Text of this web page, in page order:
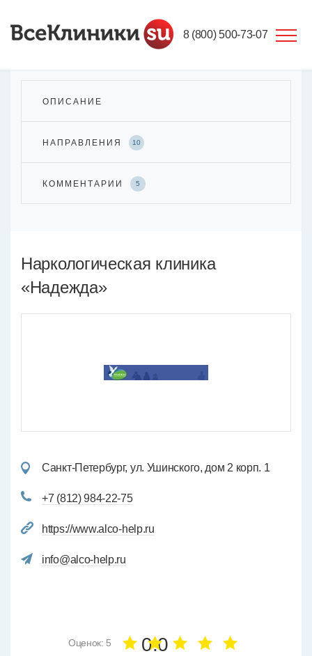
8 (800) 500-73-07
ОПИСАНИЕ
НАПРАВЛЕНИЯ 10
КОММЕНТАРИИ 5
Наркологическая клиника
«Надежда»
Санкт-Петербург, ул. Ушинского, дом 2 корп. 1
+7 (812) 984-22-75
https://www.alco-help.ru
info@alco-help.ru
0.0
Оценок: 5